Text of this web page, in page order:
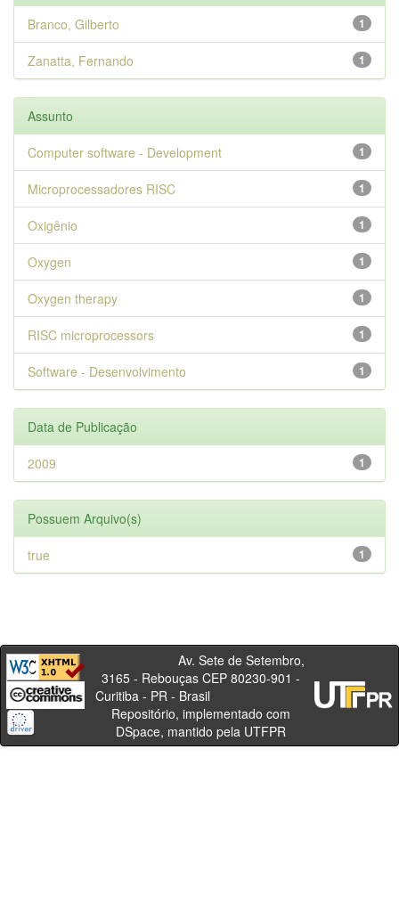
1
Branco, Gilberto
1
Zanatta, Fernando
Assunto
1
Computer software - Development
1
Microprocessadores RISC
1
Oxigênio
1
Oxygen
1
Oxygen therapy
1
RISC microprocessors
1
Software - Desenvolvimento
Data de Publicação
1
2009
Possuem Arquivo(s)
1
true
Av. Sete de Setembro,
3165 - Rebouças CEP 80230-901 -
Curitiba - PR - Brasil
Repositório, implementado com
DSpace, mantido pela UTFPR